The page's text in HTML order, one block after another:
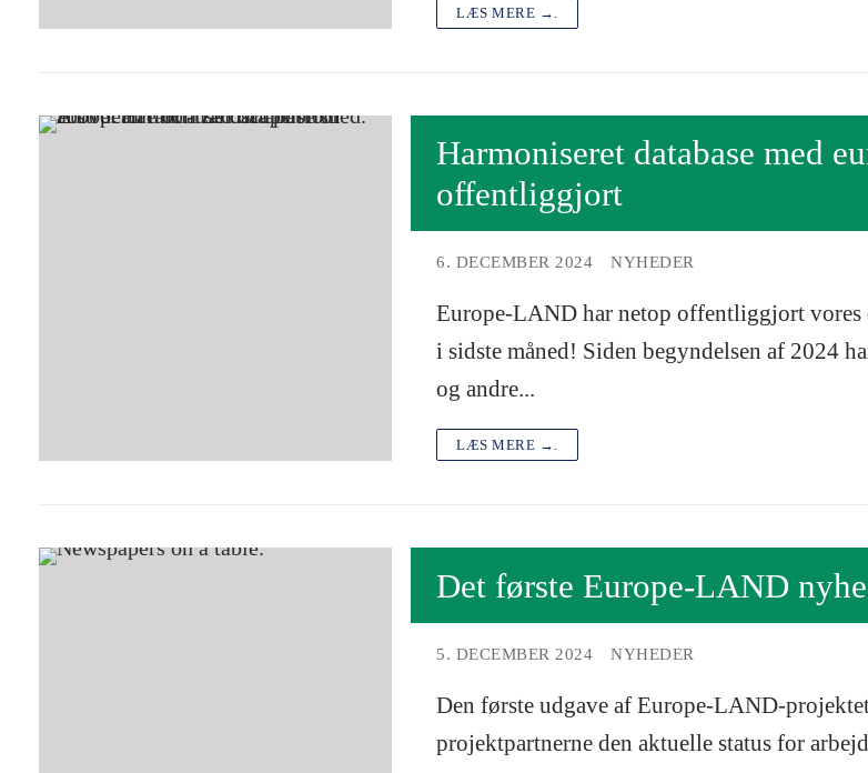
LÆS MERE →.
Harmoniseret database med
offentliggjort
6. DECEMBER 2024 NYHEDER
Europe-LAND har netop offentliggjort vores
i sidste måned! Siden begyndelsen af 2024
og andre...
LÆS MERE →.
Det første Europe-LAND
5. DECEMBER 2024 NYHEDER
Den første udgave af Europe-LAND-
projektpartnerne den aktuelle status for